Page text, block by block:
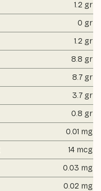
1.2 gr
0 gr
1.2 gr
8.8 gr
8.7 gr
3.7 gr
0.8 gr
0.01 mg
14 mcg
0.03 mg
0.02 mg